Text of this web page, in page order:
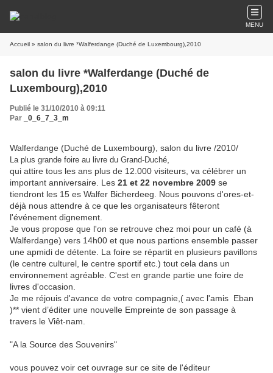
MENU
Accueil » salon du livre *Walferdange (Duché de Luxembourg),2010
salon du livre *Walferdange (Duché de
Luxembourg),2010
Publié le 31/10/2010 à 09:11
Par
_0_6_7_3_m
Walferdange (Duché de Luxembourg), salon du livre /2010/
La plus grande foire au livre du Grand-Duché
qui attire tous les ans plus de 12.000 visiteurs, va célébrer un
important anniversaire. Les 21 et 22 novembre 2009 se
tiendront les 15 es Walfer Bicherdeeg. Nous pouvons d'ores-et-
déjà nous attendre à ce que les organisateurs fêteront
l'événement dignement.
Je vous propose que l'on se retrouve chez moi pour un café (à
Walferdange) vers 14h00 et que nous partions ensemble passer
une apmidi de détente. La foire se répartit en plusieurs pavillons
(le centre culturel, le centre sportif etc.) tout cela dans un
environnement agréable. C'est en grande partie une foire de
livres d'occasion.
Je me réjouis d'avance de votre compagnie,( avec l'amis Eban
)** vient d’éditer une nouvelle Empreinte de son passage à
travers le Viêt-nam.
"A la Source des Souvenirs"
vous pouvez voir cet ouvrage sur ce site de l'éditeur